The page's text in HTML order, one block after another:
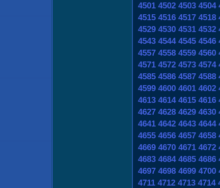
4501 4502 4503 4504
4515 4516 4517 4518
4529 4530 4531 4532
4543 4544 4545 4546
4557 4558 4559 4560
4571 4572 4573 4574
4585 4586 4587 4588
4599 4600 4601 4602
4613 4614 4615 4616
4627 4628 4629 4630
4641 4642 4643 4644
4655 4656 4657 4658
4669 4670 4671 4672
4683 4684 4685 4686
4697 4698 4699 4700
4711 4712 4713 4714